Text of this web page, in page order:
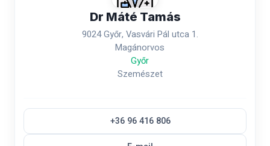
Dr Máté Tamás
9024 Győr, Vasvári Pál utca 1.
Magánorvos
Győr
Szemészet
+36 96 416 806